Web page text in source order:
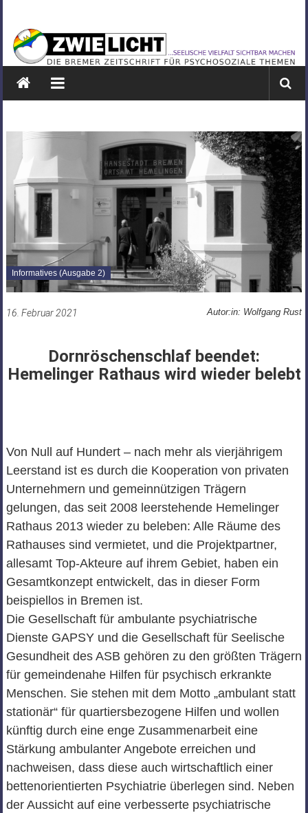
springen
ZWIELICHT
BREMEN
DIE
THEMEN
Informatives (Ausgabe 2)
16. Februar 2021 Autor:in: Wolfgang Rust
Dornröschenschlaf beendet:
Hemelinger Rathaus wird wieder belebt
Von Null auf Hundert – nach mehr als vierjährigem
Leerstand ist es durch die Kooperation von privaten
Unternehmern und gemeinnützigen Trägern
gelungen, das seit 2008 leerstehende Hemelinger
Rathaus 2013 wieder zu beleben: Alle Räume des
Rathauses sind vermietet, und die Projektpartner,
allesamt Top-Akteure auf ihrem Gebiet, haben ein
Gesamtkonzept entwickelt, das in dieser Form
beispiellos in Bremen ist.
Die Gesellschaft für ambulante psychiatrische
Dienste GAPSY und die Gesellschaft für Seelische
Gesundheit des ASB gehören zu den größten Trägern
für gemeindenahe Hilfen für psychisch erkrankte
Menschen. Sie stehen mit dem Motto „ambulant statt
stationär“ für quartiersbezogene Hilfen und wollen
künftig durch eine enge Zusammenarbeit eine
Stärkung ambulanter Angebote erreichen und
nachweisen, dass diese auch wirtschaftlich einer
bettenorientierten Psychiatrie überlegen sind. Neben
der Aussicht auf eine verbesserte psychiatrische